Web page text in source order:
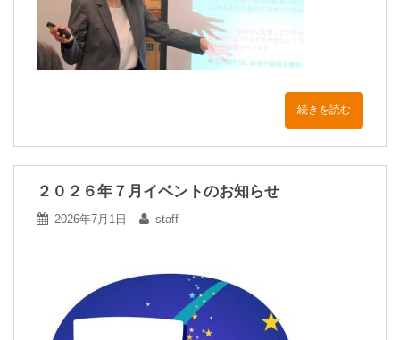
続きを読む
２０２６年７月イベントのお知らせ
2026年7月1日 staff